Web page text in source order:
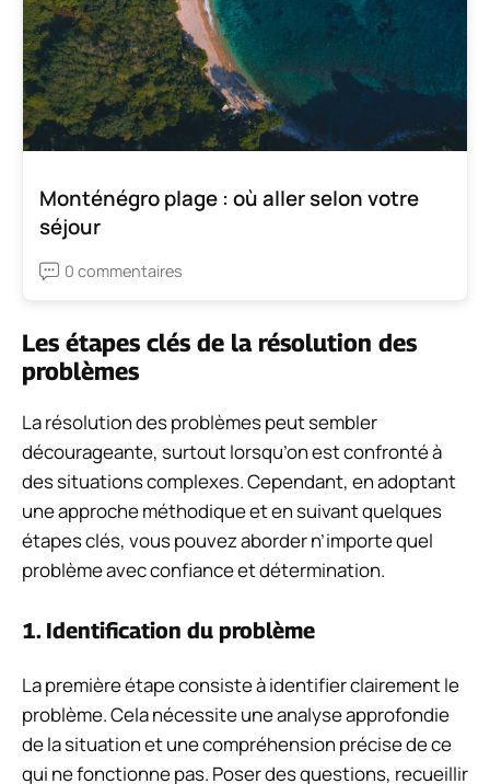
Monténégro plage : où aller selon votre
séjour
0 commentaires
Les étapes clés de la résolution des
problèmes
La résolution des problèmes peut sembler
décourageante, surtout lorsqu’on est confronté à
des situations complexes. Cependant, en adoptant
une approche méthodique et en suivant quelques
étapes clés, vous pouvez aborder n’importe quel
problème avec confiance et détermination.
1. Identification du problème
La première étape consiste à identifier clairement le
problème. Cela nécessite une analyse approfondie
de la situation et une compréhension précise de ce
qui ne fonctionne pas. Poser des questions, recueillir